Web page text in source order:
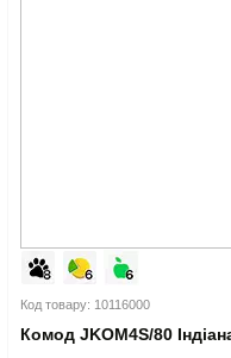
Код товару: 10116000
Комод JKOM4S/80